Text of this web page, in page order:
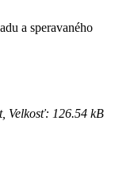
Velkosť: 126.54 kB